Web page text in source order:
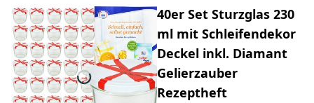
40er Set Sturzglas 230
ml mit Schleifendekor
Deckel inkl. Diamant
Gelierzauber
Rezeptheft